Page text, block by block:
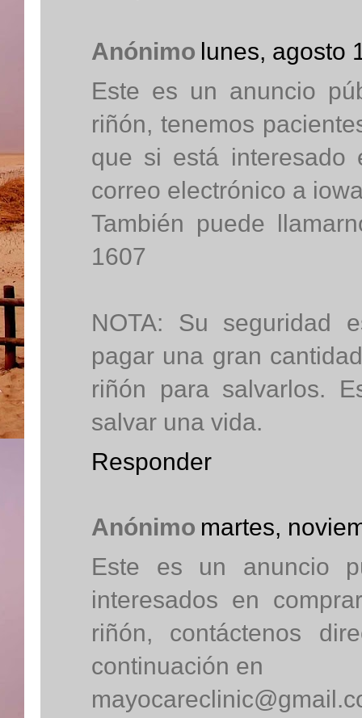
Anónimo lunes, agosto
Este es un anuncio
riñón, tenemos
que si está interesado
correo electrónico a
También puede
1607
NOTA: Su seguridad
pagar una gran
riñón para salvarlos.
salvar una vida.
Responder
Anónimo martes,
Este es un anuncio
interesados en
riñón, contáctenos
continuación en